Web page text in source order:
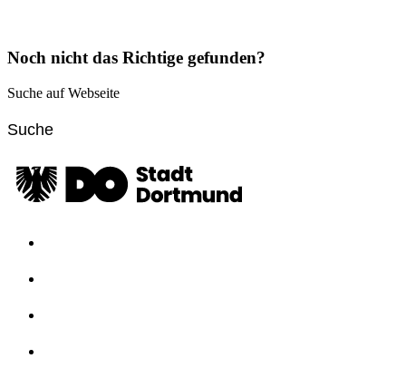
Noch nicht das Richtige gefunden?
Suche auf Webseite